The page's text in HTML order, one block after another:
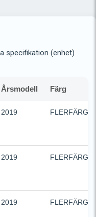
specifikation (enhet)
Årsmodell Färg
2019
2019
2019